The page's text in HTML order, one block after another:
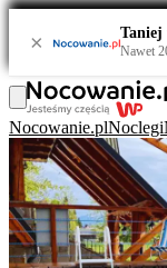
× Taniej
Nawet
Nocowanie.plNoclegi